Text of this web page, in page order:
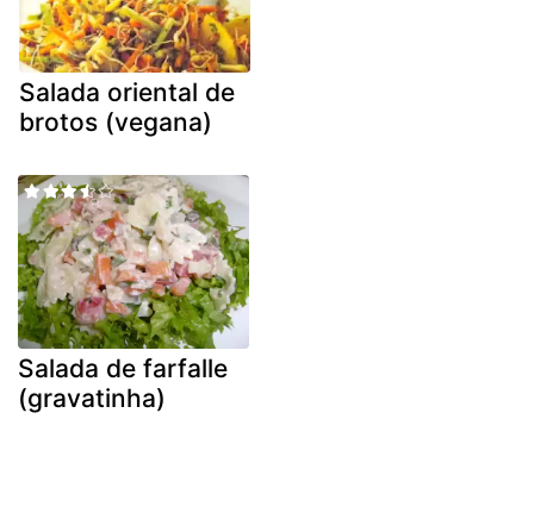
Salada oriental de
brotos (vegana)
Salada de farfalle
(gravatinha)